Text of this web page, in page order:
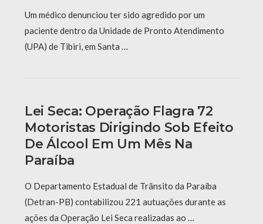
Um médico denunciou ter sido agredido por um
paciente dentro da Unidade de Pronto Atendimento
(UPA) de Tibiri, em Santa …
Lei Seca: Operação Flagra 72
Motoristas Dirigindo Sob Efeito
De Álcool Em Um Mês Na
Paraíba
O Departamento Estadual de Trânsito da Paraíba
(Detran-PB) contabilizou 221 autuações durante as
ações da Operação Lei Seca realizadas ao …